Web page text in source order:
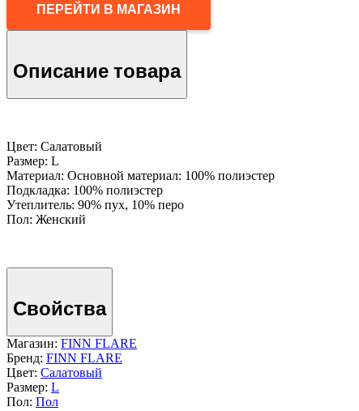
ПЕРЕЙТИ В МАГАЗИН
Описание товара
Цвет: Салатовый
Размер: L
Материал: Основной материал: 100% полиэстер
Подкладка: 100% полиэстер
Утеплитель: 90% пух, 10% перо
Пол: Женский
Свойства
Магазин: FINN FLARE
Бренд: FINN FLARE
Цвет: Салатовый
Размер: L
Пол: Пол